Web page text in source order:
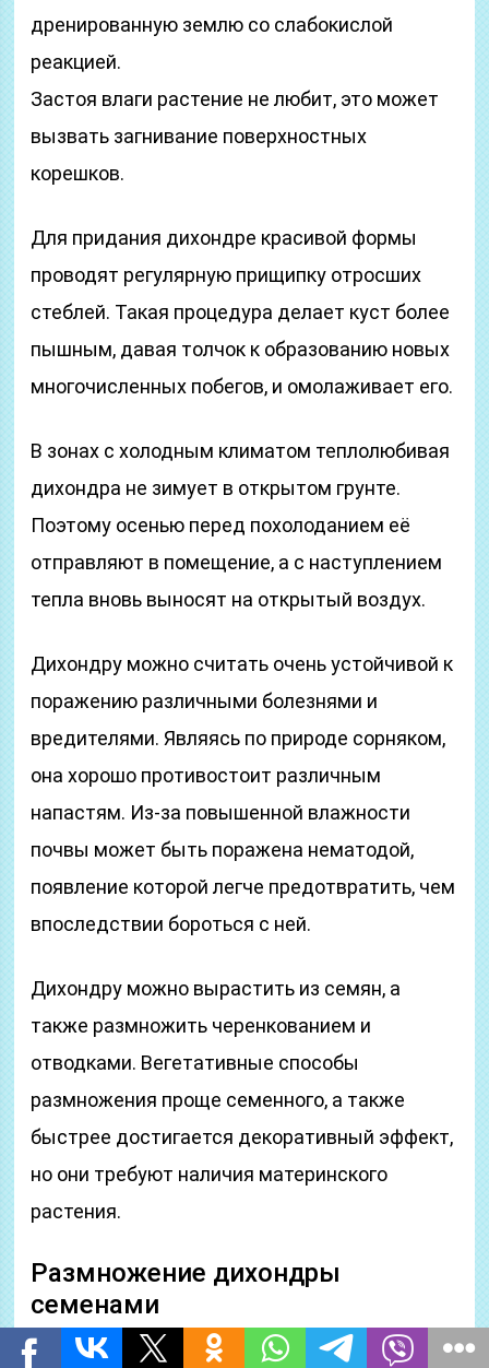
дренированную землю со слабокислой
реакцией.
Застоя влаги растение не любит, это может
вызвать загнивание поверхностных
корешков.
Для придания дихондре красивой формы
проводят регулярную прищипку отросших
стеблей. Такая процедура делает куст более
пышным, давая толчок к образованию новых
многочисленных побегов, и омолаживает его.
В зонах с холодным климатом теплолюбивая
дихондра не зимует в открытом грунте.
Поэтому осенью перед похолоданием её
отправляют в помещение, а с наступлением
тепла вновь выносят на открытый воздух.
Дихондру можно считать очень устойчивой к
поражению различными болезнями и
вредителями. Являясь по природе сорняком,
она хорошо противостоит различным
напастям. Из-за повышенной влажности
почвы может быть поражена нематодой,
появление которой легче предотвратить, чем
впоследствии бороться с ней.
Дихондру можно вырастить из семян, а
также размножить черенкованием и
отводками. Вегетативные способы
размножения проще семенного, а также
быстрее достигается декоративный эффект,
но они требуют наличия материнского
растения.
Размножение дихондры
семенами
Если нет возможности содержать дихондру